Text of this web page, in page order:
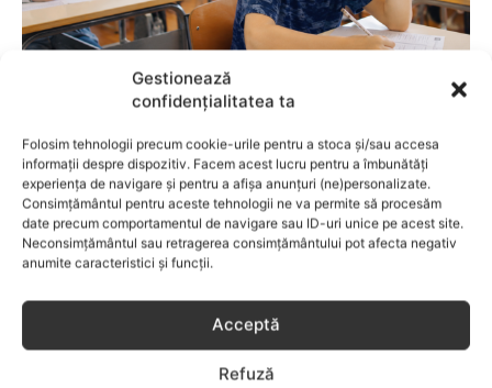
Gestionează
confidențialitatea ta
Folosim tehnologii precum cookie-urile pentru a stoca și/sau accesa
informații despre dispozitiv. Facem acest lucru pentru a îmbunătăți
experiența de navigare și pentru a afișa anunțuri (ne)personalizate.
Consimțământul pentru aceste tehnologii ne va permite să procesăm
date precum comportamentul de navigare sau ID-uri unice pe acest site.
Neconsimțământul sau retragerea consimțământului pot afecta negativ
anumite caracteristici și funcții.
Acceptă
Refuză
ACTIVITATI PENTRU SCOALA
Examenele Cambridge pentru copii: cum
eviti pierderile de puncte si obtii rezultate
peste media nationala